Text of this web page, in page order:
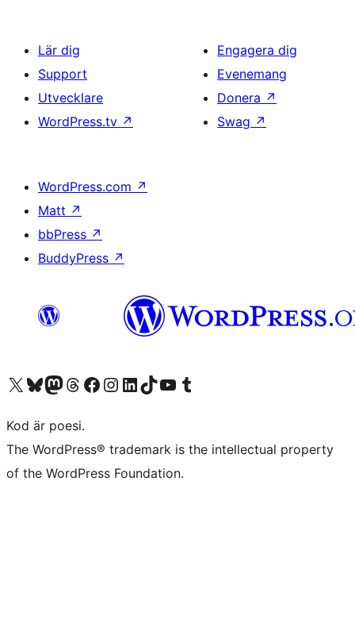
Lär dig
Support
Utvecklare
WordPress.tv ↗
Engagera dig
Evenemang
Donera ↗
Swag ↗
WordPress.com ↗
Matt ↗
bbPress ↗
BuddyPress ↗
Besök vår X-konto (f.d. Twitter)
Besök vårt Bluesky-konto
Besök vårt Mastodon-konto
Besök vårt Thread-konto
Besök vår Facebook-sidaBesök vårt Instagram-konto
Besök vårt LinkedIn-konto
Besök vårt TikTok-konto
Besök vår YouTube-kanalBesök vårt Tumblr-konto
Kod är poesi.
The WordPress® trademark is the intellectual property
of the WordPress Foundation.